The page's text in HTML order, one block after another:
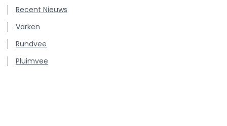
Recent Nieuws
Varken
Rundvee
Pluimvee